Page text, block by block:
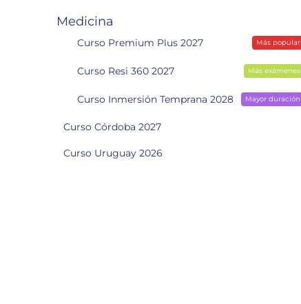
Medicina
Curso Premium Plus 2027 Más popular
Curso Resi 360 2027 Más exámenes
Curso Inmersión Temprana 2028 Mayor duración
Curso Córdoba 2027
Curso Uruguay 2026